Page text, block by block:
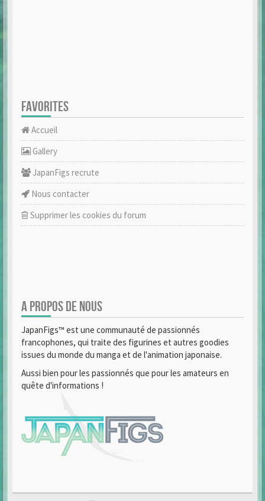
FAVORITES
Accueil
Gallery
JapanFigs recrute
Nous contacter
Supprimer les cookies du forum
A PROPOS DE NOUS
JapanFigs™ est une communauté de passionnés
francophones, qui traite des figurines et autres goodies
issues du monde du manga et de l'animation japonaise.
Aussi bien pour les passionnés que pour les amateurs en
quête d'informations !